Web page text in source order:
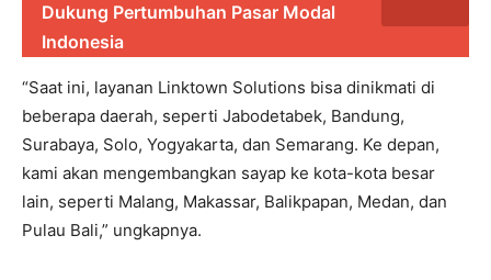
Dukung Pertumbuhan Pasar Modal
Indonesia
“Saat ini, layanan Linktown Solutions bisa dinikmati di
beberapa daerah, seperti Jabodetabek, Bandung,
Surabaya, Solo, Yogyakarta, dan Semarang. Ke depan,
kami akan mengembangkan sayap ke kota-kota besar
lain, seperti Malang, Makassar, Balikpapan, Medan, dan
Pulau Bali,” ungkapnya.